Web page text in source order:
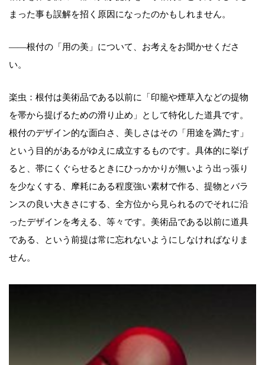
まった事も誤解を招く原因になったのかもしれません。
――根付の「用の美」について、お考えをお聞かせくださ
い。
楽虫：根付は美術品である以前に「印籠や煙草入などの提物
を帯から提げるための滑り止め」として特化した道具です。
根付のデザイン的な面白さ、美しさはその「用途を満たす」
という目的があるがゆえに成立するものです。具体的に挙げ
ると、帯にくぐらせるときにひっかかりが無いよう出っ張り
を少なくする、摩耗にある程度強い素材で作る、提物とバラ
ンスの良い大きさにする、全方位から見られるのでそれに沿
ったデザインを考える、等々です。美術品である以前に道具
である、という前提は常に忘れないようにしなければなりま
せん。